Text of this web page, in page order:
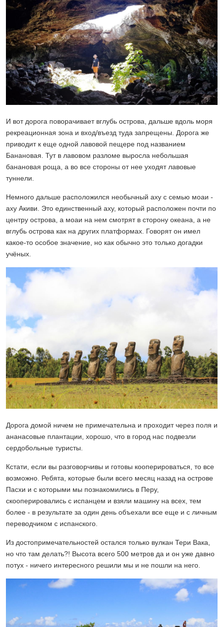
И вот дорога поворачивает вглубь острова, дальше вдоль моря
рекреационная зона и вход/въезд туда запрещены. Дорога же
приводит к еще одной лавовой пещере под названием
Банановая. Тут в лавовом разломе выросла небольшая
банановая роща, а во все стороны от нее уходят лавовые
туннели.
Немного дальше расположился необычный аху с семью моаи -
аху Акиви. Это единственный аху, который расположен почти по
центру острова, а моаи на нем смотрят в сторону океана, а не
вглубь острова как на других платформах. Говорят он имел
какое-то особое значение, но как обычно это только догадки
учёных.
Дорога домой ничем не примечательна и проходит через поля и
ананасовые плантации, хорошо, что в город нас подвезли
сердобольные туристы.
Кстати, если вы разговорчивы и готовы кооперироваться, то все
возможно. Ребята, которые были всего месяц назад на острове
Пасхи и с которыми мы познакомились в Перу,
скооперировались с испанцем и взяли машину на всех, тем
более - в результате за один день объехали все еще и с личным
переводчиком с испанского.
Из достопримечательностей остался только вулкан Тери Вака,
но что там делать?! Высота всего 500 метров да и он уже давно
потух - ничего интересного решили мы и не пошли на него.